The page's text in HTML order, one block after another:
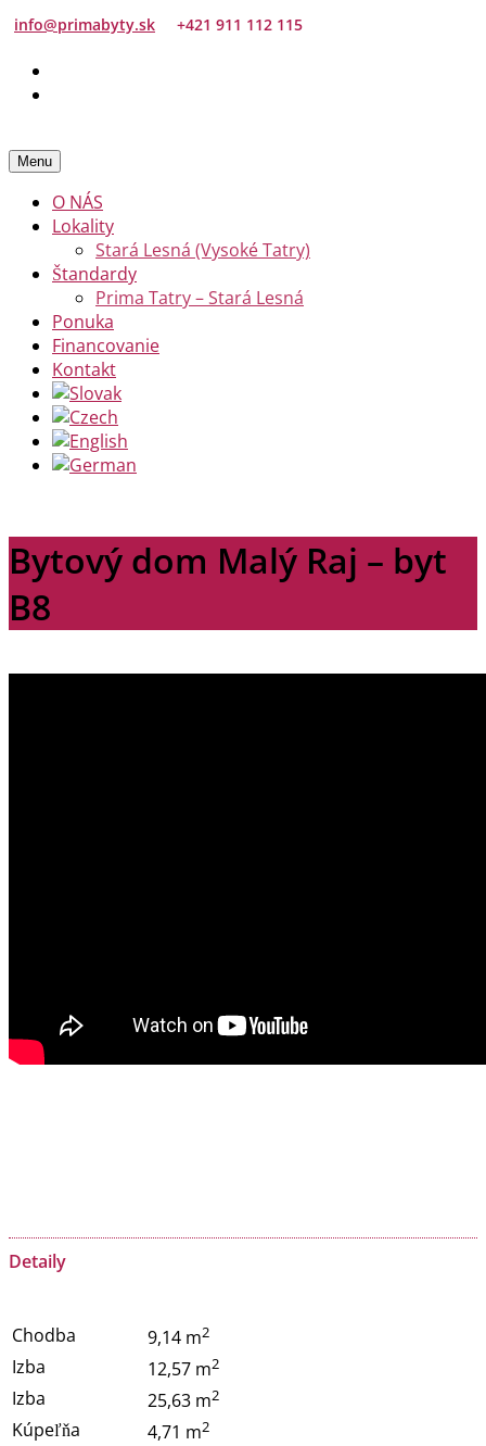
info@primabyty.sk +421 911 112 115
Menu
O NÁS
Lokality
Stará Lesná (Vysoké Tatry)
Štandardy
Prima Tatry – Stará Lesná
Ponuka
Financovanie
Kontakt
Bytový dom Malý Raj – byt
B8
Detaily
Chodba 9,14 m2
Izba 12,57 m2
Izba 25,63 m2
Kúpeľňa 4,71 m2